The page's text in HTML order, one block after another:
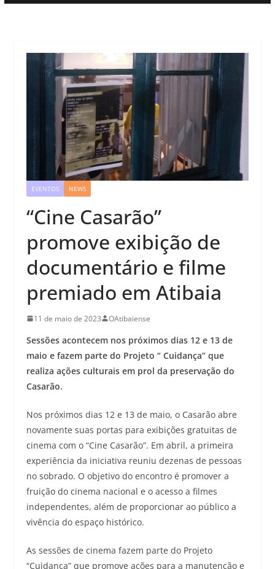
EVENTOS NEWS
“Cine Casarão”
promove exibição de
documentário e filme
premiado em Atibaia
11 de maio de 2023 OAtibaiense
Sessões acontecem nos próximos dias 12 e 13 de
maio e fazem parte do Projeto “ Cuidança” que
realiza ações culturais em prol da preservação do
Casarão.
Nos próximos dias 12 e 13 de maio, o Casarão abre
novamente suas portas para exibições gratuitas de
cinema com o “Cine Casarão”. Em abril, a primeira
experiência da iniciativa reuniu dezenas de pessoas
no sobrado. O objetivo do encontro é promover a
fruição do cinema nacional e o acesso a filmes
independentes, além de proporcionar ao público a
vivência do espaço histórico.
As sessões de cinema fazem parte do Projeto
“Cuidança” que promove ações para a manutenção e